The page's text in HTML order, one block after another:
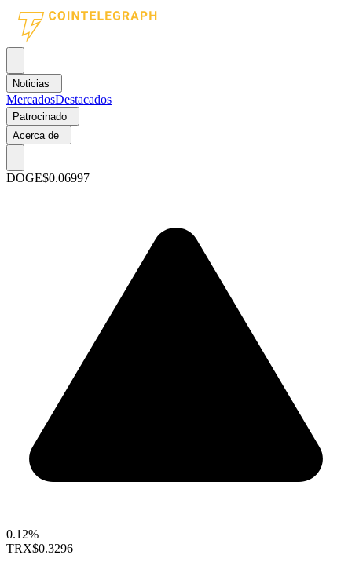
Noticias
MercadosDestacados
Patrocinado
Acerca de
DOGE$0.06997
0.12%
TRX$0.3296